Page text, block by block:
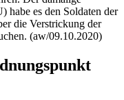
habe es den Soldaten der
die Verstrickung der
(aw/09.10.2020)